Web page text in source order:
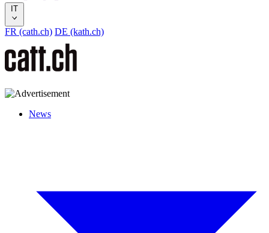
IT
FR (cath.ch) DE (kath.ch)
News